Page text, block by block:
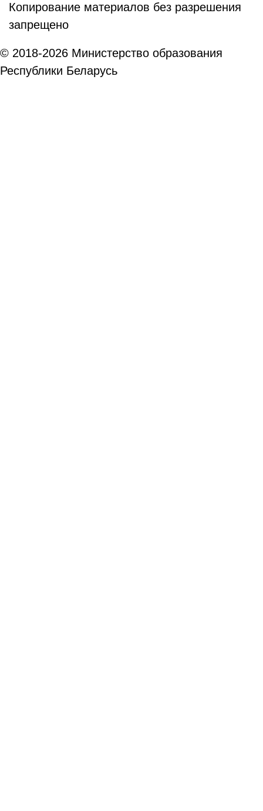
Копирование материалов без разрешения
запрещено
© 2018-2026 Министерство образования
Республики Беларусь